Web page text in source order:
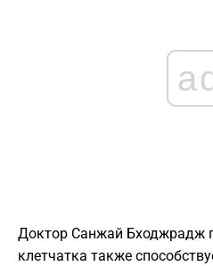
Доктор Санжай Бходжрадж
клетчатка также